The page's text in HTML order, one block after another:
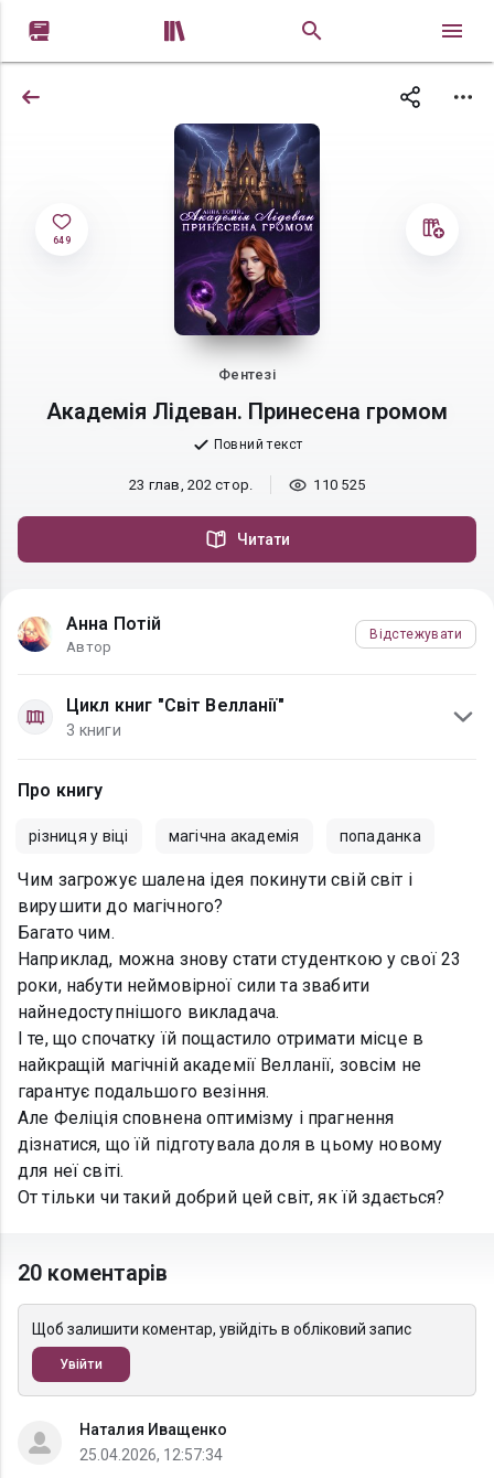
 
649
Фентезі
Академія Лідеван. Принесена громом
Повний текст
23 глав, 202 стор. 110 525
Читати
Анна Потій
Автор
Відстежувати
Цикл книг "Світ Велланії"
3 книги
Про книгу
різниця у віці магічна академія попаданка
Чим загрожує шалена ідея покинути свій світ і
вирушити до магічного?
Багато чим.
Наприклад, можна знову стати студенткою у свої 23
роки, набути неймовірної сили та звабити
найнедоступнішого викладача.
І те, що спочатку їй пощастило отримати місце в
найкращій магічній академії Велланії, зовсім не
гарантує подальшого везіння.
Але Феліція сповнена оптимізму і прагнення
дізнатися, що їй підготувала доля в цьому новому
для неї світі.
От тільки чи такий добрий цей світ, як їй здається?
20 коментарів
Щоб залишити коментар, увійдіть в обліковий запис
Увійти
Наталия Иващенко
25.04.2026, 12:57:34